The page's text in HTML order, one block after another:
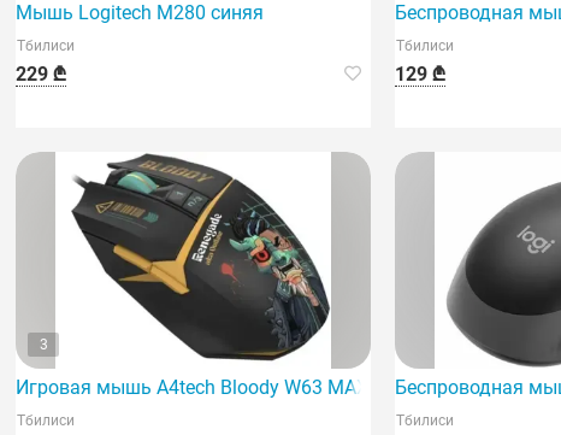
Мышь Logitech M280 синяя
Тбилиси
229 ₾
Беспроводная
Тбилиси
129 ₾
W60 Max с RGB-подсветкой, черная.
3
Игровая мышь A4tech Bloody W63 MAX RGB Renegade
Тбилиси
Беспроводная
Тбилиси